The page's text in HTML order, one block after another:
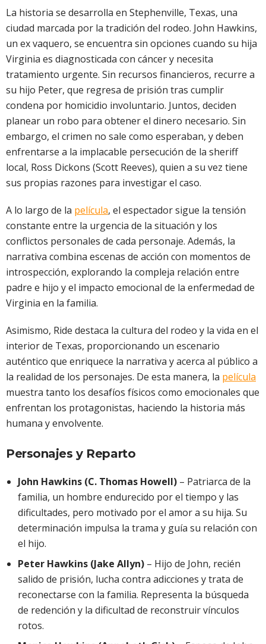
La historia se desarrolla en Stephenville, Texas, una
ciudad marcada por la tradición del rodeo. John Hawkins,
un ex vaquero, se encuentra sin opciones cuando su hija
Virginia es diagnosticada con cáncer y necesita
tratamiento urgente. Sin recursos financieros, recurre a
su hijo Peter, que regresa de prisión tras cumplir
condena por homicidio involuntario. Juntos, deciden
planear un robo para obtener el dinero necesario. Sin
embargo, el crimen no sale como esperaban, y deben
enfrentarse a la implacable persecución de la sheriff
local, Ross Dickons (Scott Reeves), quien a su vez tiene
sus propias razones para investigar el caso.
A lo largo de la película, el espectador sigue la tensión
constante entre la urgencia de la situación y los
conflictos personales de cada personaje. Además, la
narrativa combina escenas de acción con momentos de
introspección, explorando la compleja relación entre
padre e hijo y el impacto emocional de la enfermedad de
Virginia en la familia.
Asimismo, Ride destaca la cultura del rodeo y la vida en el
interior de Texas, proporcionando un escenario
auténtico que enriquece la narrativa y acerca al público a
la realidad de los personajes. De esta manera, la película
muestra tanto los desafíos físicos como emocionales que
enfrentan los protagonistas, haciendo la historia más
humana y envolvente.
Personajes y Reparto
John Hawkins (C. Thomas Howell) – Patriarca de la
familia, un hombre endurecido por el tiempo y las
dificultades, pero motivado por el amor a su hija. Su
determinación impulsa la trama y guía su relación con
el hijo.
Peter Hawkins (Jake Allyn) – Hijo de John, recién
salido de prisión, lucha contra adicciones y trata de
reconectarse con la familia. Representa la búsqueda
de redención y la dificultad de reconstruir vínculos
rotos.